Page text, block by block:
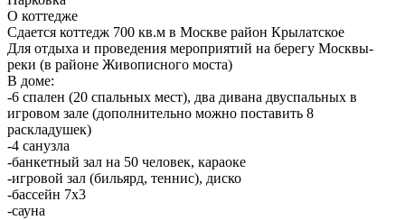
О коттедже
Сдается коттедж 700 кв.м в Москве район Крылатское
Для отдыха и проведения мероприятий на берегу Москвы-
реки (в районе Живописного моста)
В доме:
-6 спален (20 спальных мест), два дивана двуспальных в
игровом зале (дополнительно можно поставить 8
раскладушек)
-4 санузла
-банкетный зал на 50 человек, караоке
-игровой зал (бильярд, теннис), диско
-бассейн 7х3
-сауна